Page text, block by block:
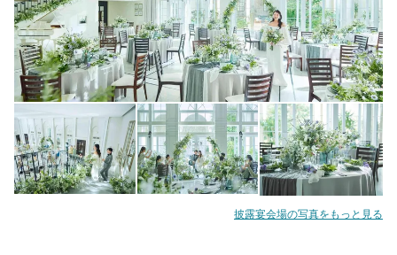
披露宴会場の写真をもっと見る